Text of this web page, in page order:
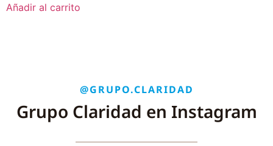
Añadir al carrito
@GRUPO.CLARIDAD
Grupo Claridad en Instagram